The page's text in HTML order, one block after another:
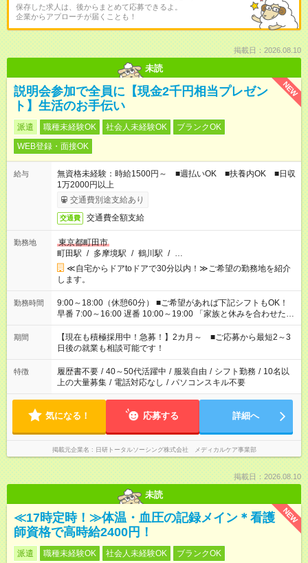
保存した求人は、後からまとめて応募できるよ。
企業からアプローチが届くことも！
掲載日：2026.08.10
未読
NEW
説明会参加で全員に【現金2千円相当プレゼン
ト】生活のお手伝い
派遣 職種未経験OK 社会人未経験OK
ブランクOK
WEB登録・面接OK
給与
無資格未経験：時給1500円～ ■週払いOK ■扶養内OK ■日収
1万2000円以上
交通費別途支給あり
交通費 交通費全額支給
勤務地
東京都町田市
町田駅 / 多摩境駅 / 鶴川駅 / …
≪自宅からドアtoドアで30分以内！≫ご希望の勤務地を紹介
します。
勤務時間
9:00～18:00（休憩60分） ■ご希望があれば下記シフトもOK！
早番 7:00～16:00 遅番 10:00～19:00 「家族と休みを合わせた
い」 「余裕を持って夕飯の準備がしたい」 「できれば残業はし
たくない」 など、ご希望を教えてくださいね。 ※Wワーク希望
の方へ 今ご覧のお仕事で希望する勤務時間と、もう1つのお仕事
の勤務時間。 合計で週40時間を超える場合は応募できません。
期間
【現在も積極採用中！急募！】2カ月～ ■ご応募から最短2～3
日後の就業も相談可能です！
特徴 履歴書不要 / 40～50代活躍中 / 服装自由 / シフト勤務 / 10名以
上の大量募集 / 電話対応なし / パソコンスキル不要
気になる！ 応募する 詳細へ
掲載元企業名 日研トータルソーシング株式会社 メディカルケア事業部
掲載日：2026.08.10
未読
NEW
≪17時定時！≫体温・血圧の記録メイン＊看護
師資格で高時給2400円！
派遣 職種未経験OK 社会人未経験OK
ブランクOK